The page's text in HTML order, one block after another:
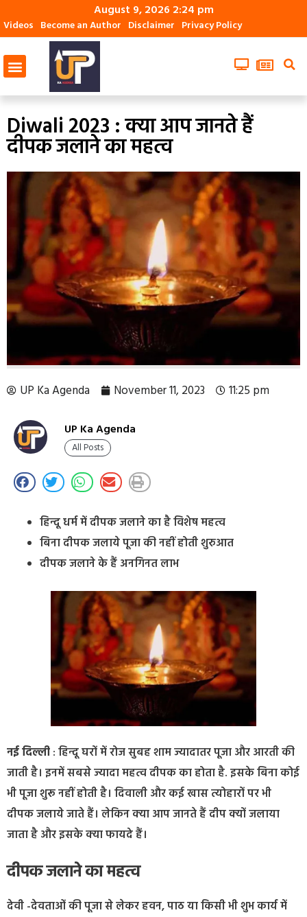
August 9, 2026 2:24 pm
Videos Become an Author Disclaimer Privacy Policy
Diwali 2023 : क्या आप जानते हैं
दीपक जलाने का महत्व
UP Ka Agenda November 11, 2023 11:25 pm
UP Ka Agenda
All Posts
हिन्दू धर्म में दीपक जलाने का है विशेष महत्व
बिना दीपक जलाये पूजा की नहीं होती शुरुआत
दीपक जलाने के हैं अनगिनत लाभ
नई दिल्ली: हिन्दू घरों में रोज सुबह शाम ज्यादातर पूजा और आरती की
जाती है। इनमें सबसे ज्यादा महत्व दीपक का होता है. इसके बिना कोई
भी पूजा शुरू नहीं होती है। दिवाली और कई खास त्योहारों पर भी
दीपक जलाये जाते हैं। लेकिन क्या आप जानते हैं दीप क्यों जलाया
जाता है और इसके क्या फायदे हैं।
दीपक जलाने का महत्व
देवी -देवताओं की पूजा से लेकर हवन, पाठ या किसी भी शुभ कार्य में